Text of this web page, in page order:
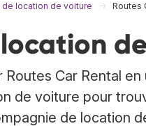
location de voiture Routes
Car Rental
de voiture pour
de location